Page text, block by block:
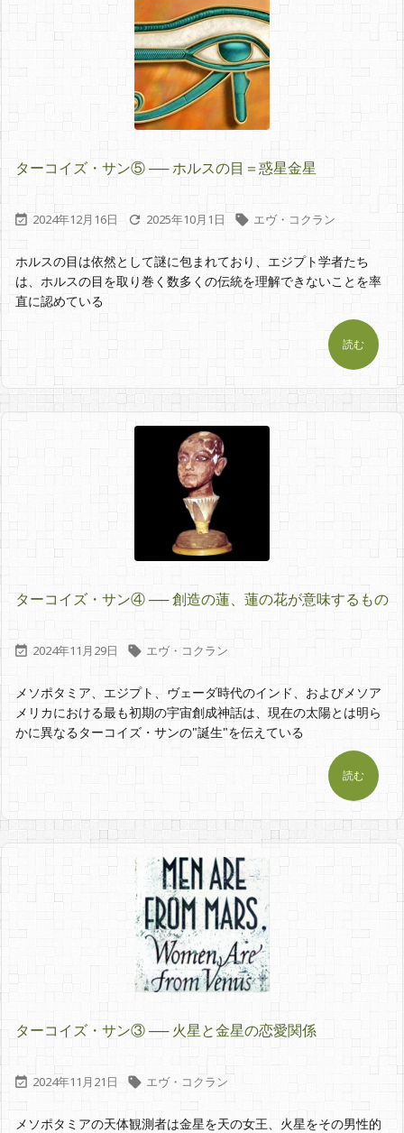
ターコイズ・サン⑤ ── ホルスの目＝惑星金星
 2024年12月16日  2025年10月1日  エヴ・コクラン
ホルスの目は依然として謎に包まれており、エジプト学者たち
は、ホルスの目を取り巻く数多くの伝統を理解できないことを率
直に認めている
読む
ターコイズ・サン④ ── 創造の蓮、蓮の花が意味するもの
 2024年11月29日  エヴ・コクラン
メソポタミア、エジプト、ヴェーダ時代のインド、およびメソア
メリカにおける最も初期の宇宙創成神話は、現在の太陽とは明ら
かに異なるターコイズ・サンの"誕生"を伝えている
読む
ターコイズ・サン③ ── 火星と金星の恋愛関係
 2024年11月21日  エヴ・コクラン
メソポタミアの天体観測者は金星を天の女王、火星をその男性的